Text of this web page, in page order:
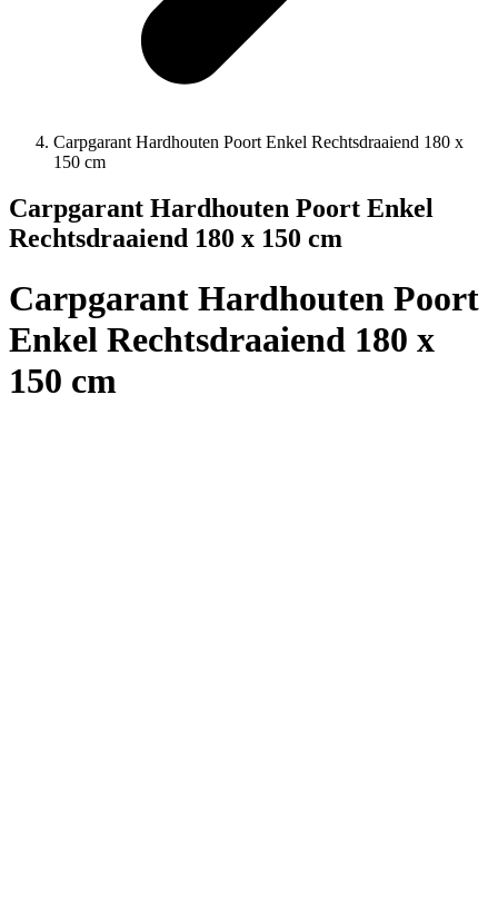
Carpgarant Hardhouten Poort Enkel Rechtsdraaiend 180 x
150 cm
Carpgarant Hardhouten Poort Enkel
Rechtsdraaiend 180 x 150 cm
Carpgarant Hardhouten Poort
Enkel Rechtsdraaiend 180 x
150 cm